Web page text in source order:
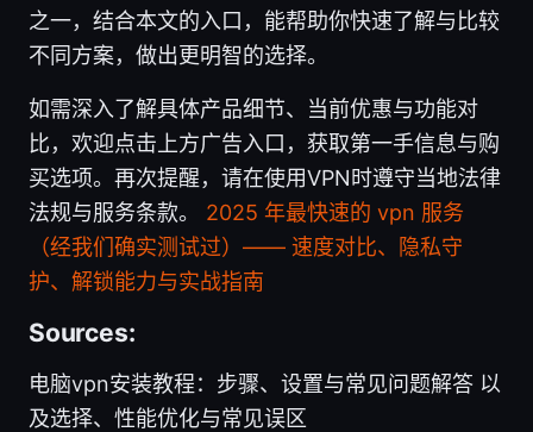
之一，结合本文的入口，能帮助你快速了解与比较
不同方案，做出更明智的选择。
如需深入了解具体产品细节、当前优惠与功能对
比，欢迎点击上方广告入口，获取第一手信息与购
买选项。再次提醒，请在使用VPN时遵守当地法律
法规与服务条款。 2025 年最快速的 vpn 服务
（经我们确实测试过）—— 速度对比、隐私守
护、解锁能力与实战指南
Sources:
电脑vpn安装教程：步骤、设置与常见问题解答 以
及选择、性能优化与常见误区